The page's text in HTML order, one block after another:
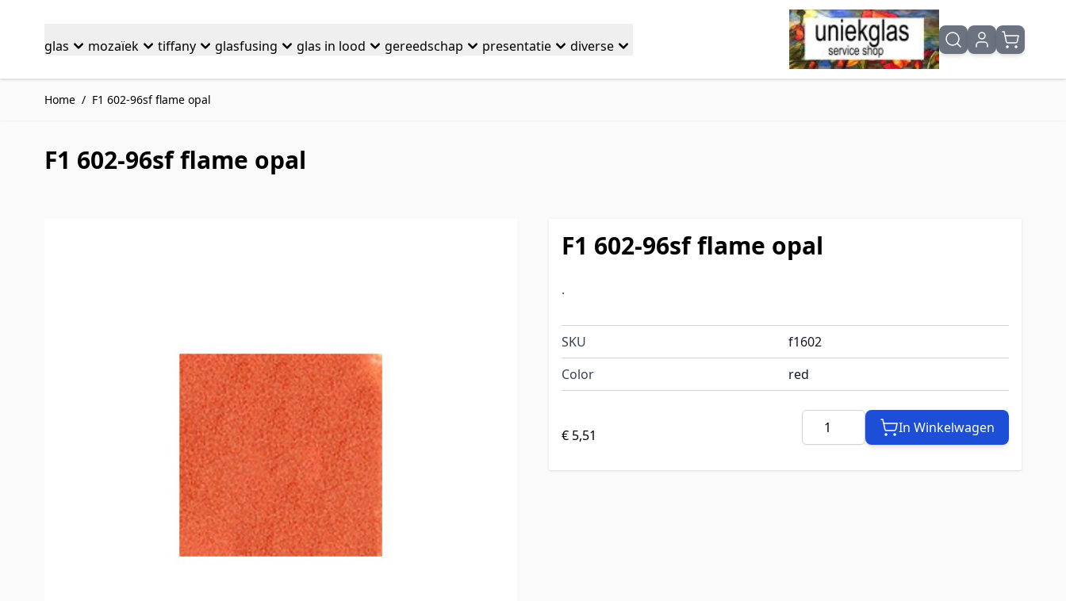
glas mozaïek tiffany glasfusing glas in lood gereedschap presentatie diverse
Home / F1 602-96sf flame opal
F1 602-96sf flame opal
F1 602-96sf flame opal
.
SKU
f1602
Color
red
€ 5,51
Aantal In Winkelwagen